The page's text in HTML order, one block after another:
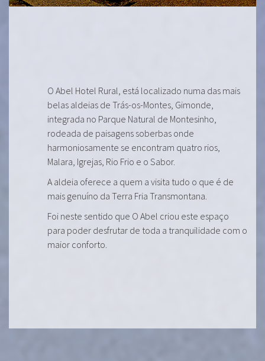
O Abel Hotel Rural, está localizado numa das mais
belas aldeias de Trás-os-Montes, Gimonde,
integrada no Parque Natural de Montesinho,
rodeada de paisagens soberbas onde
harmoniosamente se encontram quatro rios,
Malara, Igrejas, Rio Frio e o Sabor.
A aldeia oferece a quem a visita tudo o que é de
mais genuíno da Terra Fria Transmontana.
Foi neste sentido que O Abel criou este espaço
para poder desfrutar de toda a tranquilidade com o
maior conforto.